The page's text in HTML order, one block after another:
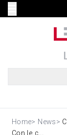
Home> News>
Con le c...